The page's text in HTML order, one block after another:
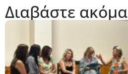
Διαβάστε ακόμα